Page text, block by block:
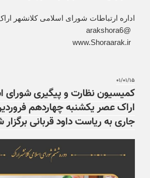
اداره ارتباطات شورای اسلامی کلانشهر
‏ @arakshora6
۰۱/۰۱/۱۵
کمیسیون نظارت و پیگیری شورای
اراک عصر یکشنبه چهاردهم
جاری به ریاست داود قربانی